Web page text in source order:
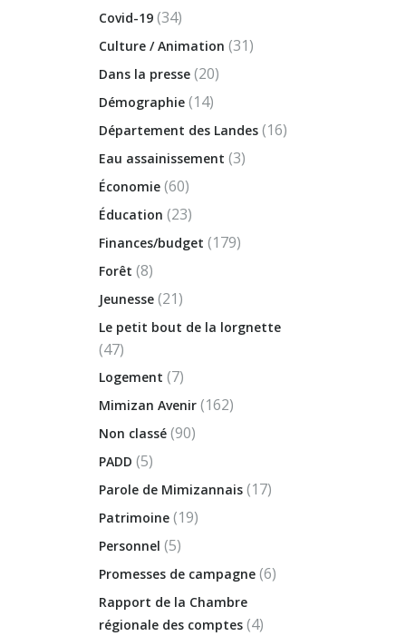
Covid-19 (34)
Culture / Animation (31)
Dans la presse (20)
Démographie (14)
Département des Landes (16)
Eau assainissement (3)
Économie (60)
Éducation (23)
Finances/budget (179)
Forêt (8)
Jeunesse (21)
Le petit bout de la lorgnette
(47)
Logement (7)
Mimizan Avenir (162)
Non classé (90)
PADD (5)
Parole de Mimizannais (17)
Patrimoine (19)
Personnel (5)
Promesses de campagne (6)
Rapport de la Chambre
régionale des comptes (4)